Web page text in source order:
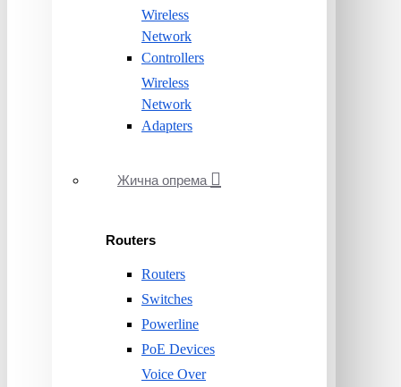
Wireless
Network
Controllers
Wireless
Network
Adapters
Жична опрема
Routers
Routers
Switches
Powerline
PoE Devices
Voice Over